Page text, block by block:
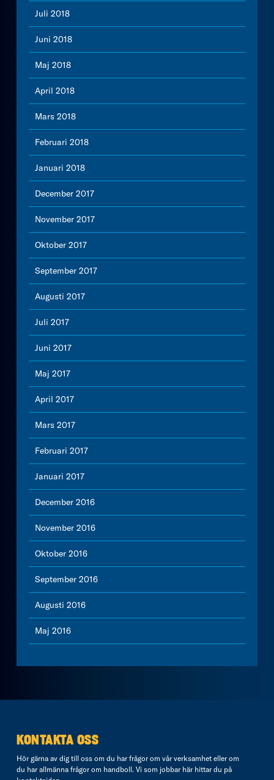
Juli 2018
Juni 2018
Maj 2018
April 2018
Mars 2018
Februari 2018
Januari 2018
December 2017
November 2017
Oktober 2017
September 2017
Augusti 2017
Juli 2017
Juni 2017
Maj 2017
April 2017
Mars 2017
Februari 2017
Januari 2017
December 2016
November 2016
Oktober 2016
September 2016
Augusti 2016
Maj 2016
KONTAKTA OSS
Hör gärna av dig till oss om du har frågor om vår verksamhet eller om
du har allmänna frågor om handboll. Vi som jobbar här hittar du på